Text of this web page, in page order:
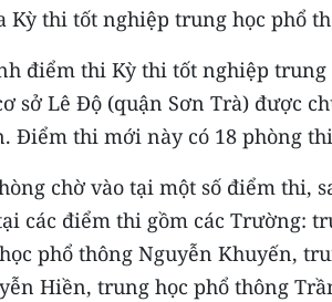
Kỳ thi tốt nghiệp trung học phổ
điểm thi Kỳ thi tốt nghiệp trung
sở Lê Độ (quận Sơn Trà) được
Điểm thi mới này có 18 phòng
chờ vào tại một số điểm thi,
các điểm thi gồm các Trường:
phổ thông Nguyễn Khuyến,
Hiền, trung học phổ thông